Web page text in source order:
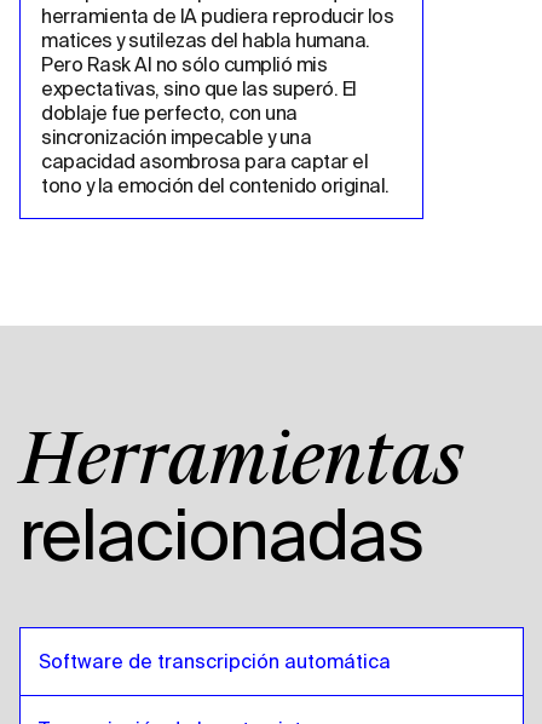
herramienta de IA pudiera reproducir los
matices y sutilezas del habla humana.
Pero Rask AI no sólo cumplió mis
expectativas, sino que las superó. El
doblaje fue perfecto, con una
sincronización impecable y una
capacidad asombrosa para captar el
tono y la emoción del contenido original.
Herramientas
relacionadas
Software de transcripción automática